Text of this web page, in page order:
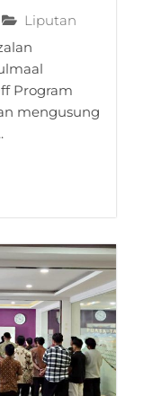
Liputan
Program
mengusung